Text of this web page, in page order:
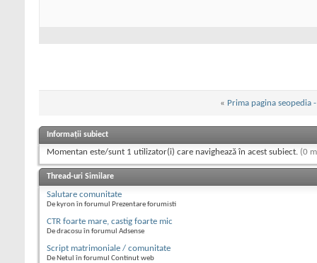
« Prima pagina seopedia
Informații subiect
Momentan este/sunt 1 utilizator(i) care navighează în acest subiect. (0
Thread-uri Similare
Salutare comunitate
De kyron în forumul Prezentare forumisti
CTR foarte mare, castig foarte mic
De dracosu în forumul Adsense
Script matrimoniale / comunitate
De Netul în forumul Continut web